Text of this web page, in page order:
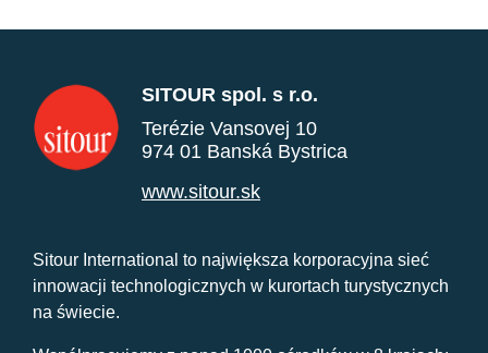
SITOUR spol. s r.o.
Terézie Vansovej 10
974 01 Banská Bystrica
www.sitour.sk
Sitour International to największa korporacyjna sieć
innowacji technologicznych w kurortach turystycznych
na świecie.